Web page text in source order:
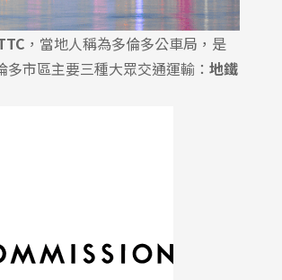
，當地人稱為多倫多公車局，是
市區主要三種大眾交通運輸： 地鐵